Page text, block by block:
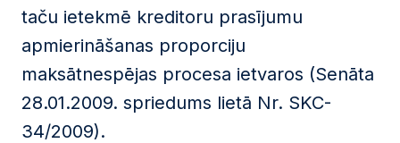
taču ietekmē kreditoru prasījumu
apmierināšanas proporciju
maksātnespējas procesa ietvaros (Senāta
28.01.2009. spriedums lietā Nr. SKC-
34/2009).